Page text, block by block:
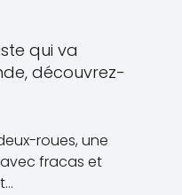
qui va
découvrez-
roues, une
fracas et